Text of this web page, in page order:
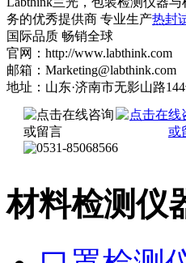
务的优秀提供商 专业生产热封
国际品质 畅销全球
官网：http://www.labthink.com
邮箱：Marketing@labthink.com
地址：山东·济南市无影山路
材料检测仪